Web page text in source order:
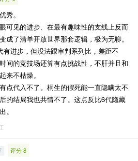
秀。
可见的进步、在最有趣味性的支线上反而
成了清单开放世界那套逻辑，极为无聊。
有进步，但没法跟审判系列比，差距不
间的竞技场还算有点挑战性，不肝并且和
来不枯燥。
点代入不了。桐生的假死能一直隐瞒太不
的结局我也共情不了。这点反比6代隐藏
。
评分 8